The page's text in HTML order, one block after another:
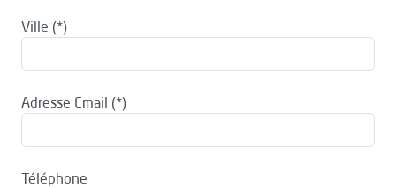
Ville
Adresse Email
Téléphone